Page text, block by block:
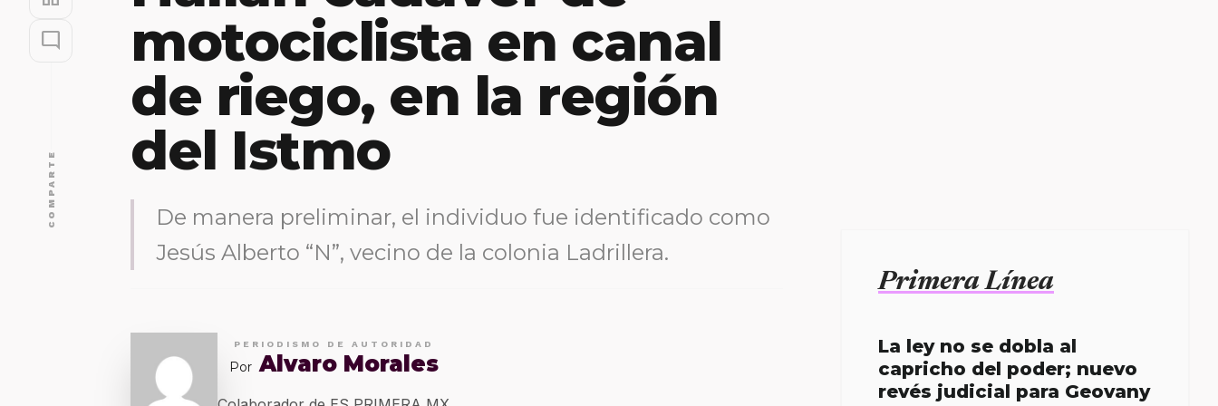
mode_comment
COMPARTE
motociclista en canal
de riego, en la región
del Istmo
De manera preliminar, el individuo fue identificado como
Jesús Alberto “N”, vecino de la colonia Ladrillera.
PERIODISMO DE AUTORIDAD
Por Alvaro Morales
Primera Línea
La ley no se dobla al
capricho del poder; nuevo
revés judicial para Geovany